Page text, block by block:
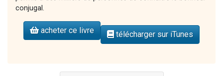
conjugal.
acheter ce livre télécharger sur iTunes